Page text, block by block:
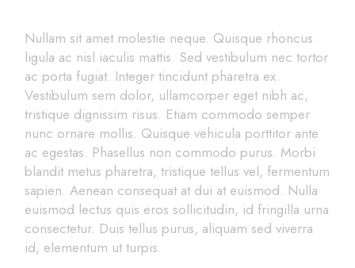
Nullam sit amet molestie neque. Quisque rhoncus
ligula ac nisl iaculis mattis. Sed vestibulum nec tortor
ac porta fugiat. Integer tincidunt pharetra ex.
Vestibulum sem dolor, ullamcorper eget nibh ac,
tristique dignissim risus. Etiam commodo semper
nunc ornare mollis. Quisque vehicula porttitor ante
ac egestas. Phasellus non commodo purus. Morbi
blandit metus pharetra, tristique tellus vel, fermentum
sapien. Aenean consequat at dui at euismod. Nulla
euismod lectus quis eros sollicitudin, id fringilla urna
consectetur. Duis tellus purus, aliquam sed viverra
id, elementum ut turpis.